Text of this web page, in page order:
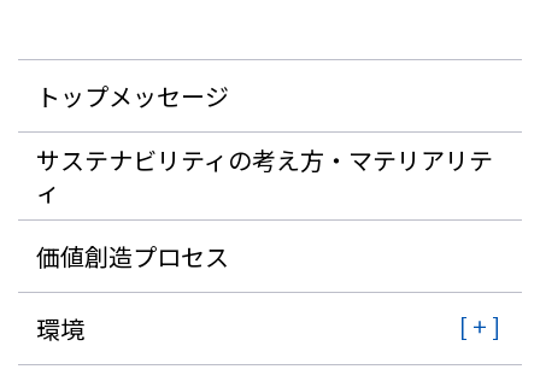
トップメッセージ
サステナビリティの考え方・マテリアリテ
ィ
価値創造プロセス
環境